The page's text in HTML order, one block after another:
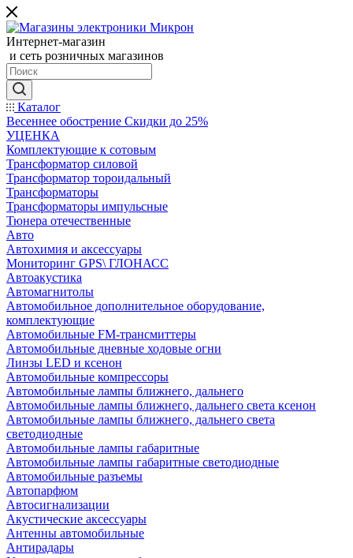
Интернет-магазин
и сеть розничных магазинов
Каталог
Весеннее обострение Скидки до 25%
УЦЕНКА
Комплектующие к сотовым
Трансформатор силовой
Трансформатор тороидальный
Трансформаторы
Трансформаторы импульсные
Тюнера отечественные
Авто
Автохимия и аксессуары
Мониторинг GPS\ ГЛОНАСС
Автоакустика
Автомагнитолы
Автомобильное дополнительное оборудование,
комплектующие
Автомобильные FM-трансмиттеры
Автомобильные дневные ходовые огни
Линзы LED и ксенон
Автомобильные компрессоры
Автомобильные лампы ближнего, дальнего
Автомобильные лампы ближнего, дальнего света ксенон
Автомобильные лампы ближнего, дальнего света
светодиодные
Автомобильные лампы габаритные
Автомобильные лампы габаритные светодиодные
Автомобильные разъемы
Автопарфюм
Автосигнализации
Акустические аксессуары
Антенны автомобильные
Антирадары